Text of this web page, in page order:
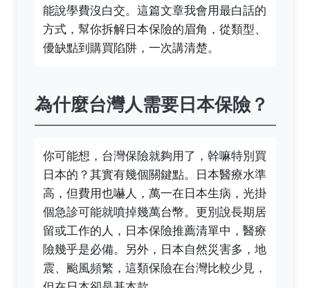
能說學費沒白交。這篇文章我會用最白話的
方式，幫你拆解日本保險的眉角，從類型、
優缺點到購買陷阱，一次講清楚。
為什麼台灣人需要日本保險？
你可能想，台灣保險就夠用了，幹嘛特別買
日本的？其實有幾個關鍵點。日本醫療水準
高，但費用也嚇人，萬一在日本生病，光掛
個急診可能就噴掉幾萬台幣。更別說長期居
留或工作的人，日本保險推薦清單中，醫療
險幾乎是必備。另外，日本自然災害多，地
震、颱風頻繁，這類保險在台灣比較少見，